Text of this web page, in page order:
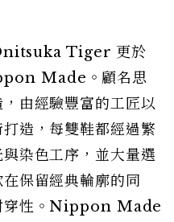
Tiger 更於
Made。顧名思
由經驗豐富的工匠以
造，每雙鞋都經過繁
染色工序，並大量選
保留經典輪廓的同
穿性。Nippon Made